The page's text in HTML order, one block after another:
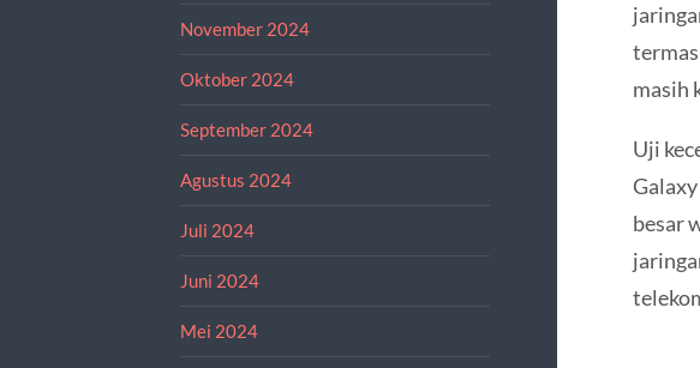
November 2024
Oktober 2024
September 2024
Agustus 2024
Juli 2024
Juni 2024
Mei 2024
masih
Uji
besar